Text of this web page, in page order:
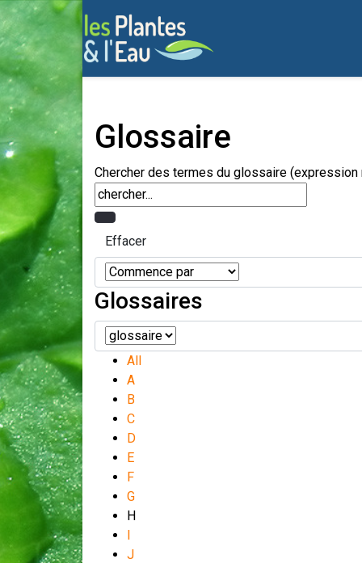
Glossaire
Chercher des termes du glossaire
Glossaires
All
A
B
C
D
E
F
G
H
I
J